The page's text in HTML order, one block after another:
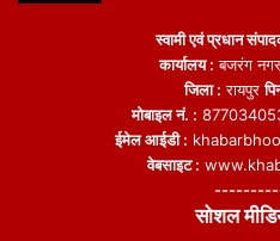
स्वामी एवं प्रधान
कार्यालय : बजरंग
जिला : रायपुर
मोबाइल नं. :
ईमेल आईडी :
वेबसाइट :
सोशल